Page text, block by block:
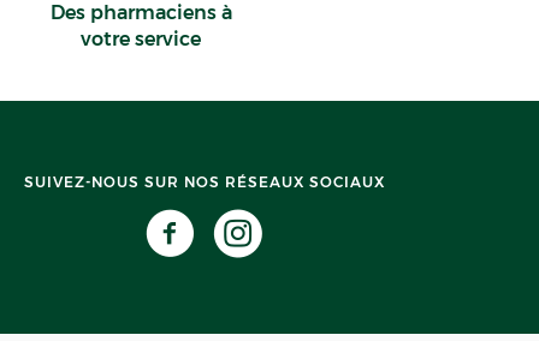
Des pharmaciens à
votre service
SUIVEZ-NOUS SUR NOS RÉSEAUX SOCIAUX